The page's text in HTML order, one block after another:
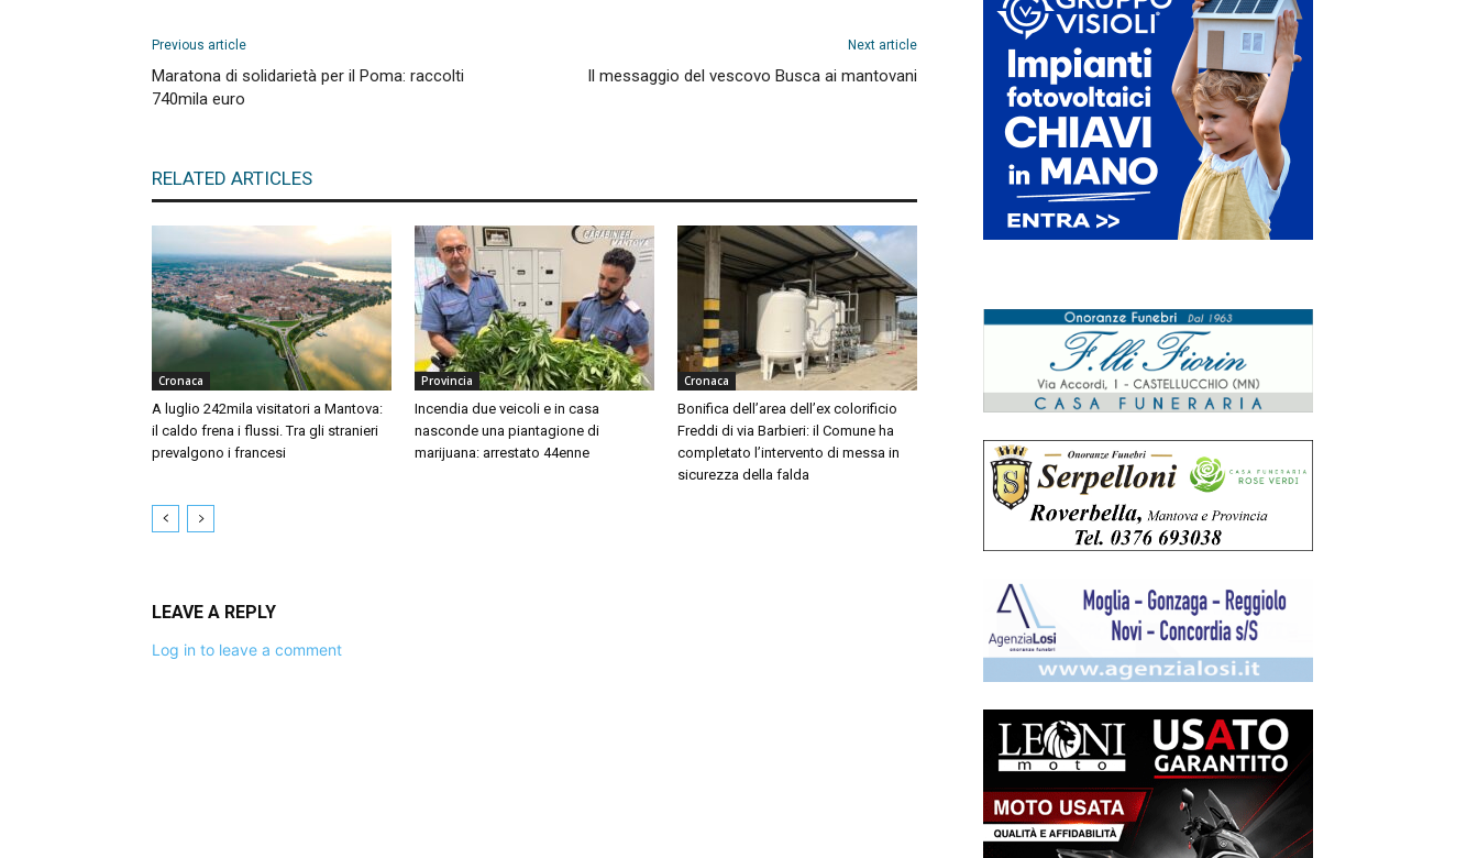
Previous article
Maratona di solidarietà per il Poma: raccolti
740mila euro
Next article
Il messaggio del vescovo Busca ai mantovani
RELATED ARTICLES
Cronaca
A luglio 242mila visitatori a Mantova:
il caldo frena i flussi. Tra gli stranieri
prevalgono i francesi
Provincia
Incendia due veicoli e in casa
nasconde una piantagione di
marijuana: arrestato 44enne
Cronaca
Bonifica dell’area dell’ex colorificio
Freddi di via Barbieri: il Comune ha
completato l’intervento di messa in
sicurezza della falda
LEAVE A REPLY
Log in to leave a comment